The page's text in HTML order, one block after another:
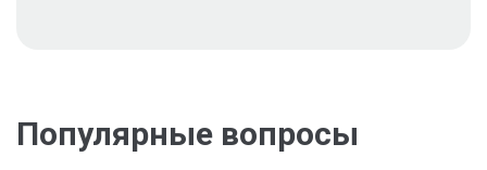
Популярные вопросы